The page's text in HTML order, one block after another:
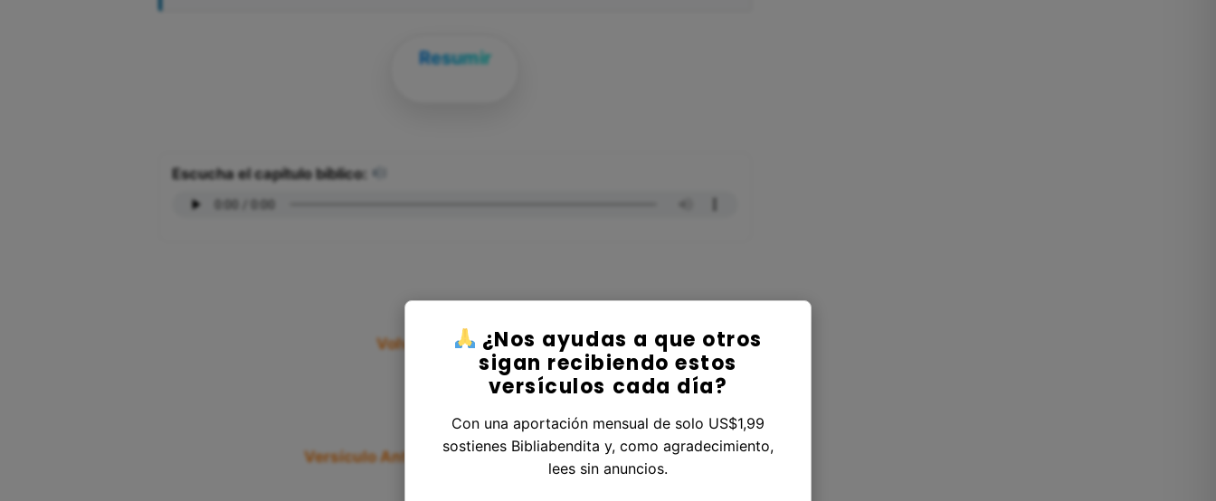
Resumir
Escucha el capítulo bíblico:
Volver al Libro Isaías
Versículo Anterior|Versículo Siguiente
¿Nos ayudas a que otros
sigan recibiendo estos
versículos cada día?
Con una aportación mensual de solo US$1,99
sostienes Bibliabendita y, como agradecimiento,
lees sin anuncios.